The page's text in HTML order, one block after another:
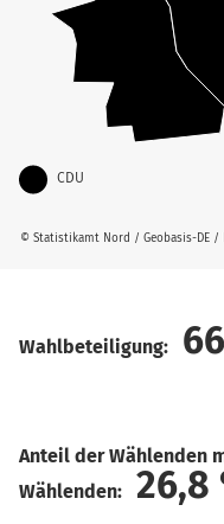
© Statistikamt Nord / Geobasis-DE /
CDU
Wahlbeteiligung:
Anteil der Wählenden
Wählenden:
26,8